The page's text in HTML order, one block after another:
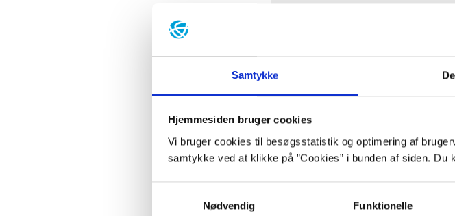
Samtykke
Hjemmesiden bruger cookies
Vi bruger cookies til besøgsstatistik og optimering af
samtykke ved at klikke på ”Cookies” i bunden af siden.
Nødvendig
Funktionelle